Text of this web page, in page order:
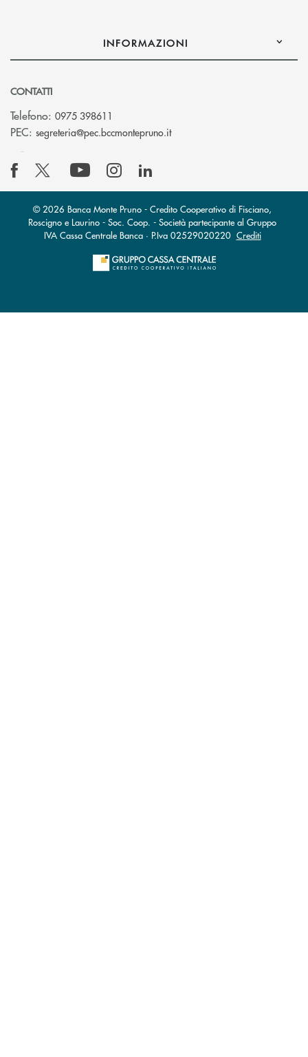
INFORMAZIONI
CONTATTI
Telefono: 0975 398611
PEC: segreteria@pec.bccmontepruno.it(si apre l’app di posta
© 2026 Banca Monte Pruno - Credito Cooperativo di Fisciano,
Roscigno e Laurino - Soc. Coop. - Società partecipante al Gruppo
IVA Cassa Centrale Banca · P.Iva 02529020220 Crediti